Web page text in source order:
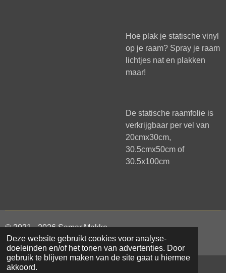
Deze website gebruikt cookies voor analyse-
doeleinden en/of het tonen van advertenties. Door
gebruik te blijven maken van de site gaat u hiermee
akkoord.
Hoe plak je statische vinyl
op je raam? Spray je raam
lichtjes nat en plakken
maar!
De statische raamfolie is
verkrijgbaar per vel van
20cmx30cm,
30.5cmx50cm of
30.5x100cm
© 2021 - 2026 Samar Makke
Powered byJouwWeb